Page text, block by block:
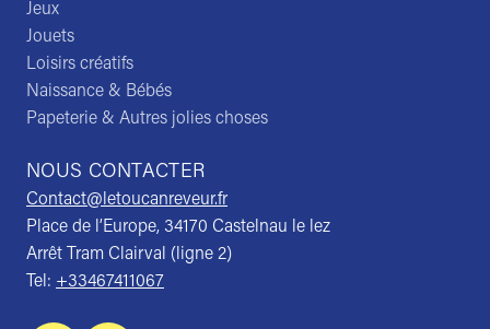
Jeux
Jouets
Loisirs créatifs
Naissance & Bébés
Papeterie & Autres jolies choses
NOUS CONTACTER
Contact@letoucanreveur.fr
Place de l’Europe, 34170 Castelnau le lez
Arrêt Tram Clairval (ligne 2)
Tel: +33467411067